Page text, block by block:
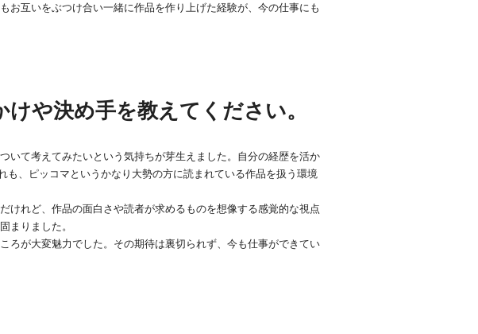
お互いをぶつけ合い一緒に作品を作り上げた経験が、今の仕事にも
や決め手を教えてください。
いて考えてみたいという気持ちが芽生えました。自分の経歴を活か
、ピッコマというかなり大勢の方に読まれている作品を扱う環境
けれど、作品の面白さや読者が求めるものを想像する感覚的な視点
まりました。
ろが大変魅力でした。その期待は裏切られず、今も仕事ができてい